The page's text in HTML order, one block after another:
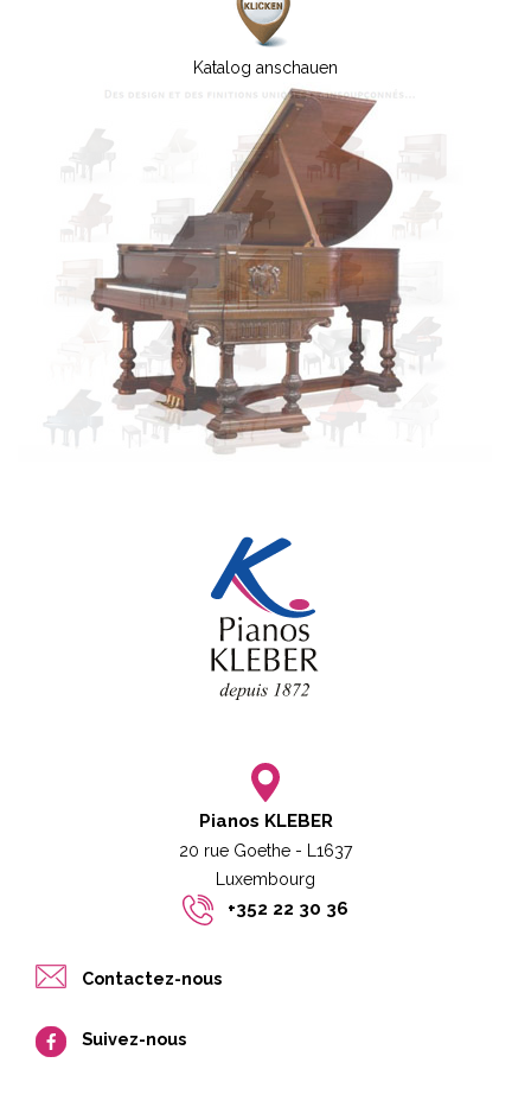
Katalog anschauen
Pianos KLEBER
20 rue Goethe - L1637
Luxembourg​​
+352 22 30 36
Contactez-nous
Suivez-nous